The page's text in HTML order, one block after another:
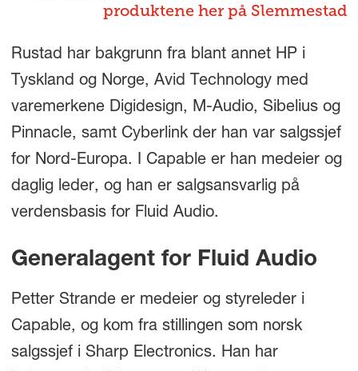
produktene her på Slemmestad
Rustad har bakgrunn fra blant annet HP i
Tyskland og Norge, Avid Technology med
varemerkene Digidesign, M-Audio, Sibelius og
Pinnacle, samt Cyberlink der han var salgssjef
for Nord-Europa. I Capable er han medeier og
daglig leder, og han er salgsansvarlig på
verdensbasis for Fluid Audio.
Generalagent for Fluid Audio
Petter Strande er medeier og styreleder i
Capable, og kom fra stillingen som norsk
salgssjef i Sharp Electronics. Han har